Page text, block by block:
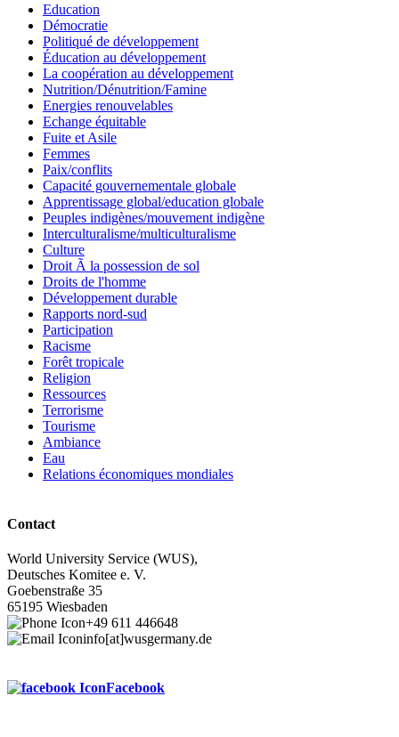
Education
Démocratie
Politiqué de développement
Éducation au développement
La coopération au développement
Nutrition/Dénutrition/Famine
Energies renouvelables
Echange équitable
Fuite et Asile
Femmes
Paix/conflits
Capacité gouvernementale globale
Apprentissage global/education globale
Peuples indigènes/mouvement indigène
Interculturalisme/multiculturalisme
Culture
Droit Ã la possession de sol
Droits de l'homme
Développement durable
Rapports nord-sud
Participation
Racisme
Forêt tropicale
Religion
Ressources
Terrorisme
Tourisme
Ambiance
Eau
Relations économiques mondiales
Contact
World University Service (WUS),
Deutsches Komitee e. V.
Goebenstraße 35
65195 Wiesbaden
+49 611 446648
info[at]wusgermany.de
Facebook